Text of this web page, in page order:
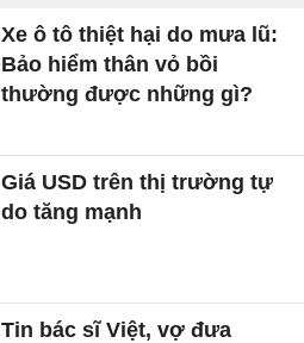
Xe ô tô thiệt hại do mưa lũ:
Bảo hiểm thân vỏ bồi
thường được những gì?
Giá USD trên thị trường tự
do tăng mạnh
Tin bác sĩ Việt, vợ đưa